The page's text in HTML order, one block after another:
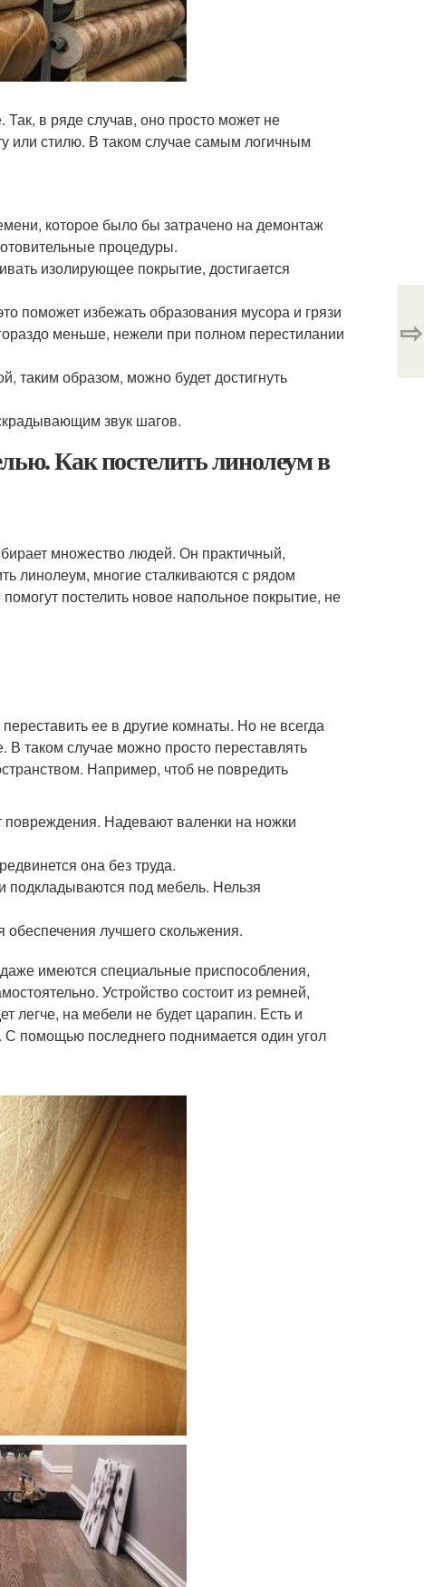
в ряде случав, оно просто может не
или стилю. В таком случае самым логичным
которое было бы затрачено на демонтаж
процедуры.
изолирующее покрытие, достигается
поможет избежать образования мусора и грязи
меньше, нежели при полном перестилании
таким образом, можно будет достигнуть
звук шагов.
Как постелить линолеум в
множество людей. Он практичный,
линолеум, многие сталкиваются с рядом
постелить новое напольное покрытие, не
ее в другие комнаты. Но не всегда
В таком случае можно просто переставлять
Например, чтоб не повредить
Надевают валенки на ножки
она без труда.
подкладываются под мебель. Нельзя
лучшего скольжения.
имеются специальные приспособления,
Устройство состоит из ремней,
легче, на мебели не будет царапин. Есть и
помощью последнего поднимается один угол
⇨